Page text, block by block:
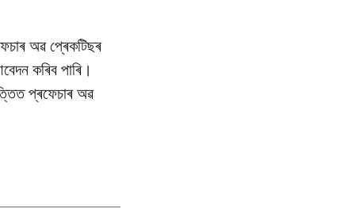
অৱ প্ৰেকটিছৰ
কৰিব পাৰি।
প্ৰফেচাৰ অৱ